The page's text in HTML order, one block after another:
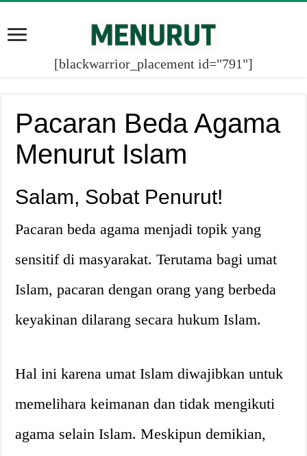
[blackwarrior_placement id="791"]
Pacaran Beda Agama
Menurut Islam
Salam, Sobat Penurut!
Pacaran beda agama menjadi topik yang
sensitif di masyarakat. Terutama bagi umat
Islam, pacaran dengan orang yang berbeda
keyakinan dilarang secara hukum Islam.
Hal ini karena umat Islam diwajibkan untuk
memelihara keimanan dan tidak mengikuti
agama selain Islam. Meskipun demikian,